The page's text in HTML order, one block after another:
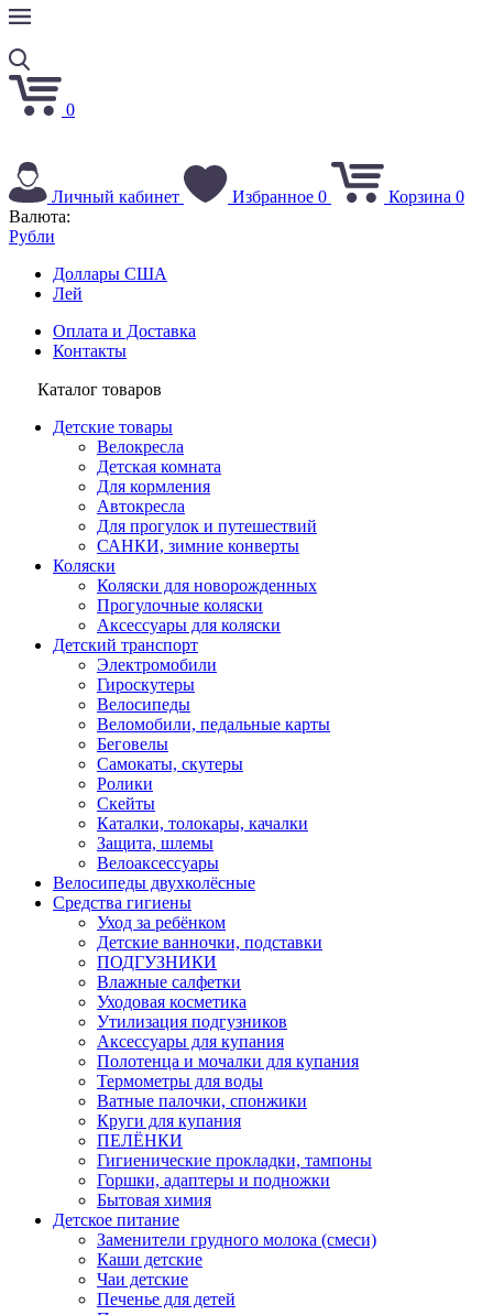
0
Личный кабинет Избранное 0 Корзина 0
Валюта:
Рубли
Доллары США
Лей
Оплата и Доставка
Контакты
Каталог товаров
Детские товары
Велокресла
Детская комната
Для кормления
Автокресла
Для прогулок и путешествий
САНКИ, зимние конверты
Коляски
Коляски для новорожденных
Прогулочные коляски
Аксессуары для коляски
Детский транспорт
Электромобили
Гироскутеры
Велосипеды
Веломобили, педальные карты
Беговелы
Самокаты, скутеры
Ролики
Скейты
Каталки, толокары, качалки
Защита, шлемы
Велоаксессуары
Велосипеды двухколёсные
Средства гигиены
Уход за ребёнком
Детские ванночки, подставки
ПОДГУЗНИКИ
Влажные салфетки
Уходовая косметика
Утилизация подгузников
Аксессуары для купания
Полотенца и мочалки для купания
Термометры для воды
Ватные палочки, спонжики
Круги для купания
ПЕЛЁНКИ
Гигиенические прокладки, тампоны
Горшки, адаптеры и подножки
Бытовая химия
Детское питание
Заменители грудного молока (смеси)
Каши детские
Чаи детские
Печенье для детей